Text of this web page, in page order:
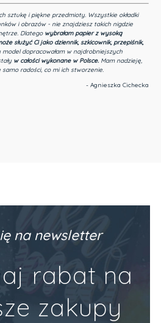
sztukę i piękne przedmioty. Wszystkie okładki
i obrazów - nie znajdziesz takich nigdzie
Dlatego wybrałam papier z wysoką
służyć Ci jako dziennik, szkicownik, przepiśnik,
model dopracowałam w najdrobniejszych
w całości wykonane w Polsce.Mam nadzieję,
radości, co mi ich stworzenie.
- Agnieszka Cichecka
na newsletter
rabat na
zakupy